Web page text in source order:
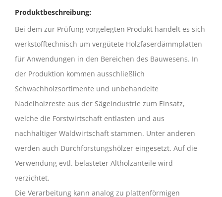
Produktbeschreibung:
Bei dem zur Prüfung vorgelegten Produkt handelt es sich
werkstofftechnisch um vergütete Holzfaserdämmplatten
für Anwendungen in den Bereichen des Bauwesens. In
der Produktion kommen ausschließlich
Schwachholzsortimente und unbehandelte
Nadelholzreste aus der Sägeindustrie zum Einsatz,
welche die Forstwirtschaft entlasten und aus
nachhaltiger Waldwirtschaft stammen. Unter anderen
werden auch Durchforstungshölzer eingesetzt. Auf die
Verwendung evtl. belasteter Altholzanteile wird
verzichtet.
Die Verarbeitung kann analog zu plattenförmigen